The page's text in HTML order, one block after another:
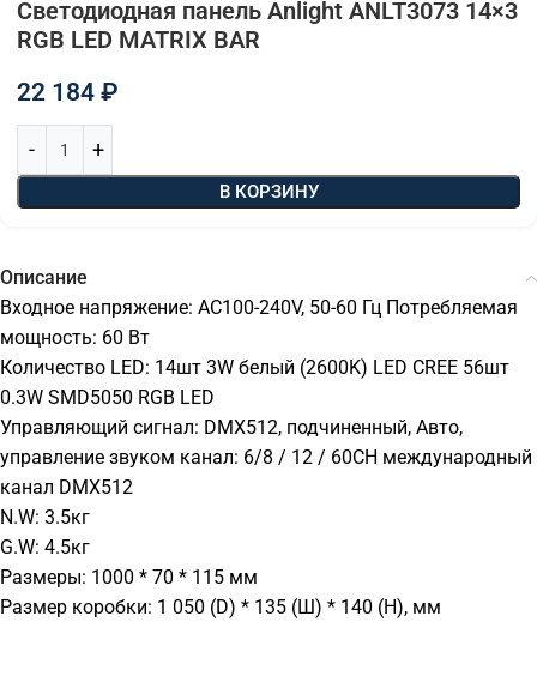
Светодиодная панель Anlight ANLT3073 14×3
RGB LED MATRIX BAR
22 184 ₽
В КОРЗИНУ
Описание
Входное напряжение: AC100-240V, 50-60 Гц Потребляемая
мощность: 60 Вт
Количество LED: 14шт 3W белый (2600K) LED CREE 56шт
0.3W SMD5050 RGB LED
Управляющий сигнал: DMX512, подчиненный, Авто,
управление звуком канал: 6/8 / 12 / 60CH международный
канал DMX512
N.W: 3.5кг
G.W: 4.5кг
Размеры: 1000 * 70 * 115 мм
Размер коробки: 1 050 (D) * 135 (Ш) * 140 (H), мм